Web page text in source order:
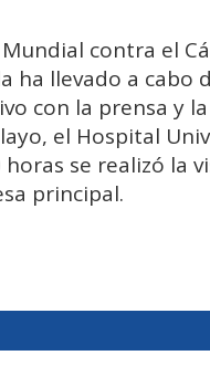
contra el
ha llevado a cabo
con la prensa y
el Hospital
horas se realizó la
principal.